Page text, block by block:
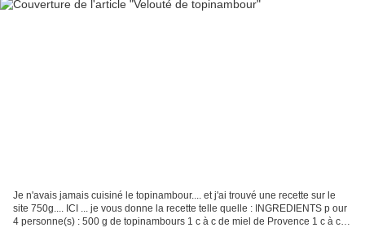
Je n'avais jamais cuisiné le topinambour.... et j'ai trouvé une recette sur le
site 750g.... ICI ... je vous donne la recette telle quelle : INGREDIENTS p our
4 personne(s) : 500 g de topinambours 1 c à c de miel de Provence 1 c à c